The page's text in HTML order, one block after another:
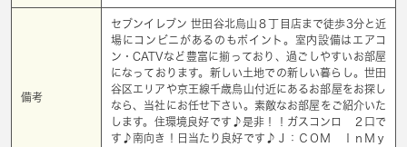
備考
セブンイレブン 世田谷北烏山８丁目店まで徒歩3分と近
場にコンビニがあるのもポイント。室内設備はエアコ
ン・CATVなど豊富に揃っており、過ごしやすいお部屋
になっております。新しい土地での新しい暮らし。世田
谷区エリアや京王線千歳烏山付近にあるお部屋をお探し
なら、当社にお任せ下さい。素敵なお部屋をご紹介いた
します。住環境良好です♪是非！！ガスコンロ ２口で
す♪南向き！日当たり良好です♪Ｊ：ＣＯＭ ＩｎＭｙ